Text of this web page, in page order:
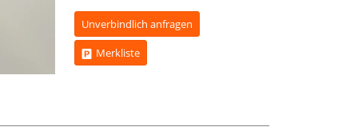
Unverbindlich anfragen
Merkliste